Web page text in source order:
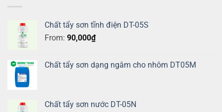
Chất tẩy sơn tĩnh điện DT-05S
From: 90,000₫
Chất tẩy sơn dạng ngâm cho nhôm DT05M
Chất tẩy sơn nước DT-05N